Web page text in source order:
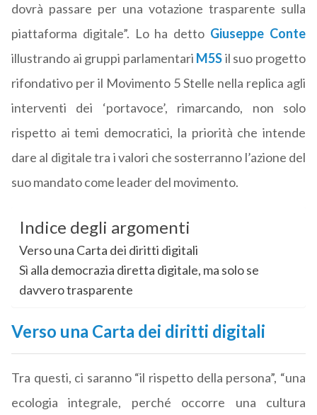
dovrà passare per una votazione trasparente sulla
piattaforma digitale”. Lo ha detto Giuseppe Conte
illustrando ai gruppi parlamentari M5Sil suo progetto
rifondativo per il Movimento 5 Stelle nella replica agli
interventi dei ‘portavoce’, rimarcando, non solo
rispetto ai temi democratici, la priorità che intende
dare al digitale tra i valori che sosterranno l’azione del
suo mandato come leader del movimento.
Indice degli argomenti
Verso una Carta dei diritti digitali
Sì alla democrazia diretta digitale, ma solo se
davvero trasparente
Verso una Carta dei diritti digitali
Tra questi, ci saranno “il rispetto della persona”, “una
ecologia integrale, perché occorre una cultura